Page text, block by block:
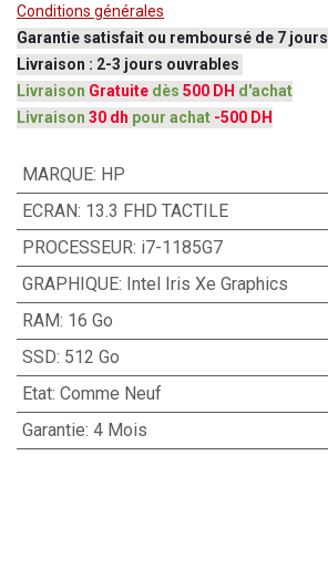
Conditions générales
Garantie satisfait ou remboursé de 7 jours
Livraison : 2-3 jours ouvrables
Livraison Gratuite dès 500 DH d'achat
Livraison 30 dh pour achat -500 DH
MARQUE: HP
ECRAN: 13.3 FHD TACTILE
PROCESSEUR: i7-1185G7
GRAPHIQUE: Intel Iris Xe Graphics
RAM: 16 Go
SSD: 512 Go
Etat: Comme Neuf
Garantie: 4 Mois